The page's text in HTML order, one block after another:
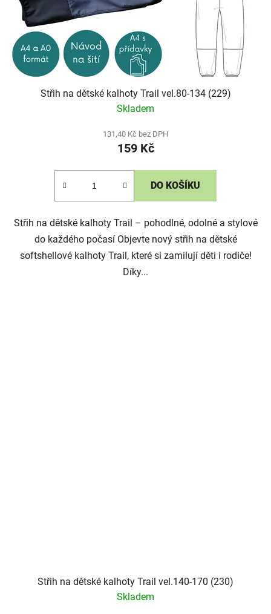
Střih na dětské kalhoty Trail vel.80-134 (229)
Skladem
131,40 Kč bez DPH
159 Kč
DO KOŠÍKU
Střih na dětské kalhoty Trail – pohodlné, odolné a stylové
do každého počasí Objevte nový střih na dětské
softshellové kalhoty Trail, které si zamilují děti i rodiče!
Díky...
Střih na dětské kalhoty Trail vel.140-170 (230)
Skladem